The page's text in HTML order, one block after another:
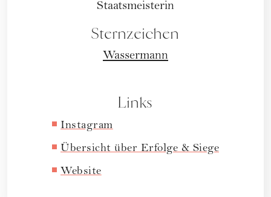
Staatsmeisterin
Sternzeichen
Wassermann
Links
Instagram
Übersicht über Erfolge & Siege
Website